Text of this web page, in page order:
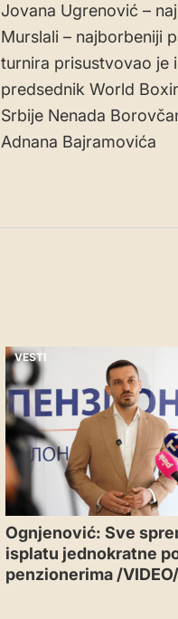
Jovana Ugrenović –
Murslali – najborbeniji
turnira prisustvovao je
predsednik World
Srbije Nenada
Adnana Bajramovića
VESTI
Ognjenović: Sve
isplatu jednokratne
penzionerima /VIDEO/